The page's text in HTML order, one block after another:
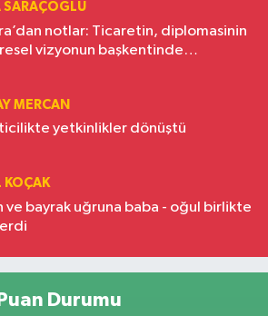
SARAÇOĞLU
notlar: Ticaretin, diplomasinin
vizyonun başkentinde
MERCAN
yetkinlikler dönüştü
KOÇAK
ve bayrak uğruna baba - oğul birlikte
Durumu